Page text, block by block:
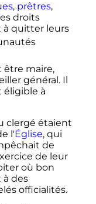
, prêtres,
droits
à quitter leurs
être maire,
général. Il
à
clergé étaient
l'Église, qui
de
de leur
où bon
à des
officialités.